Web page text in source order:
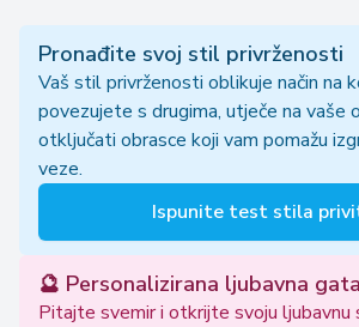
Pronađite svoj stil privrženosti
Vaš stil privrženosti oblikuje način na
povezujete s drugima, utječe na vaše
otključati obrasce koji vam pomažu
veze.
Ispunite test stila
🔮 Personalizirana ljubavna
Pitajte svemir i otkrijte svoju ljubavnu